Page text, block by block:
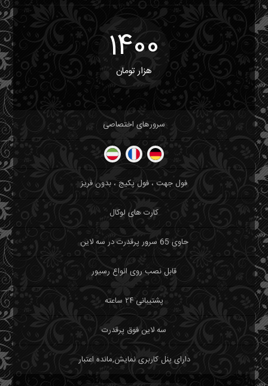
1400
هزار تومان
سرورهای اختصاصی
فول جهت ، فول پکیج ، بدون فریز
کارت های لوکال
حاوی 65 سرور پرقدرت در سه لاین
قابل نصب روی انواع رسیور
پشتیبانی ۲۴ ساعته
سه لاین فوق پرقدرت
دارای پنل کاربری نمایش,مانده اعتبار